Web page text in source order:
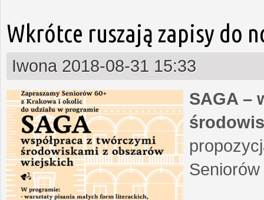
Wkrótce ruszają zapisy do
Iwona 2018-08-31 15:33
SAGA –